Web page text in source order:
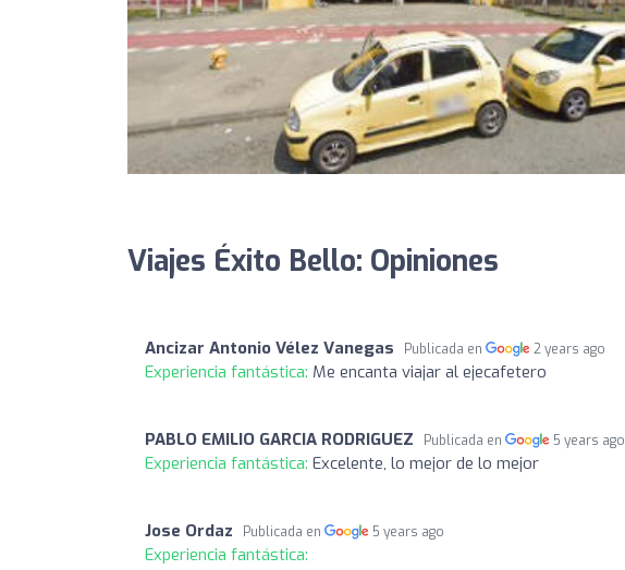
Viajes Éxito Bello: Opiniones
Ancizar Antonio Vélez Vanegas Publicada en 2 years ago
Experiencia fantástica: Me encanta viajar al ejecafetero
PABLO EMILIO GARCIA RODRIGUEZ Publicada en 5 years ago
Experiencia fantástica: Excelente, lo mejor de lo mejor
Jose Ordaz Publicada en 5 years ago
Experiencia fantástica: